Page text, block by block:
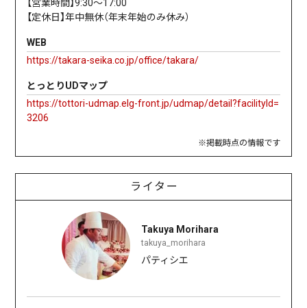
【営業時間】9:30〜17:00
【定休日】年中無休（年末年始のみ休み）
WEB
https://takara-seika.co.jp/office/takara/
とっとりUDマップ
https://tottori-udmap.elg-front.jp/udmap/detail?facilityId=
3206
※掲載時点の情報です
ライター
Takuya Morihara
takuya_morihara
パティシエ